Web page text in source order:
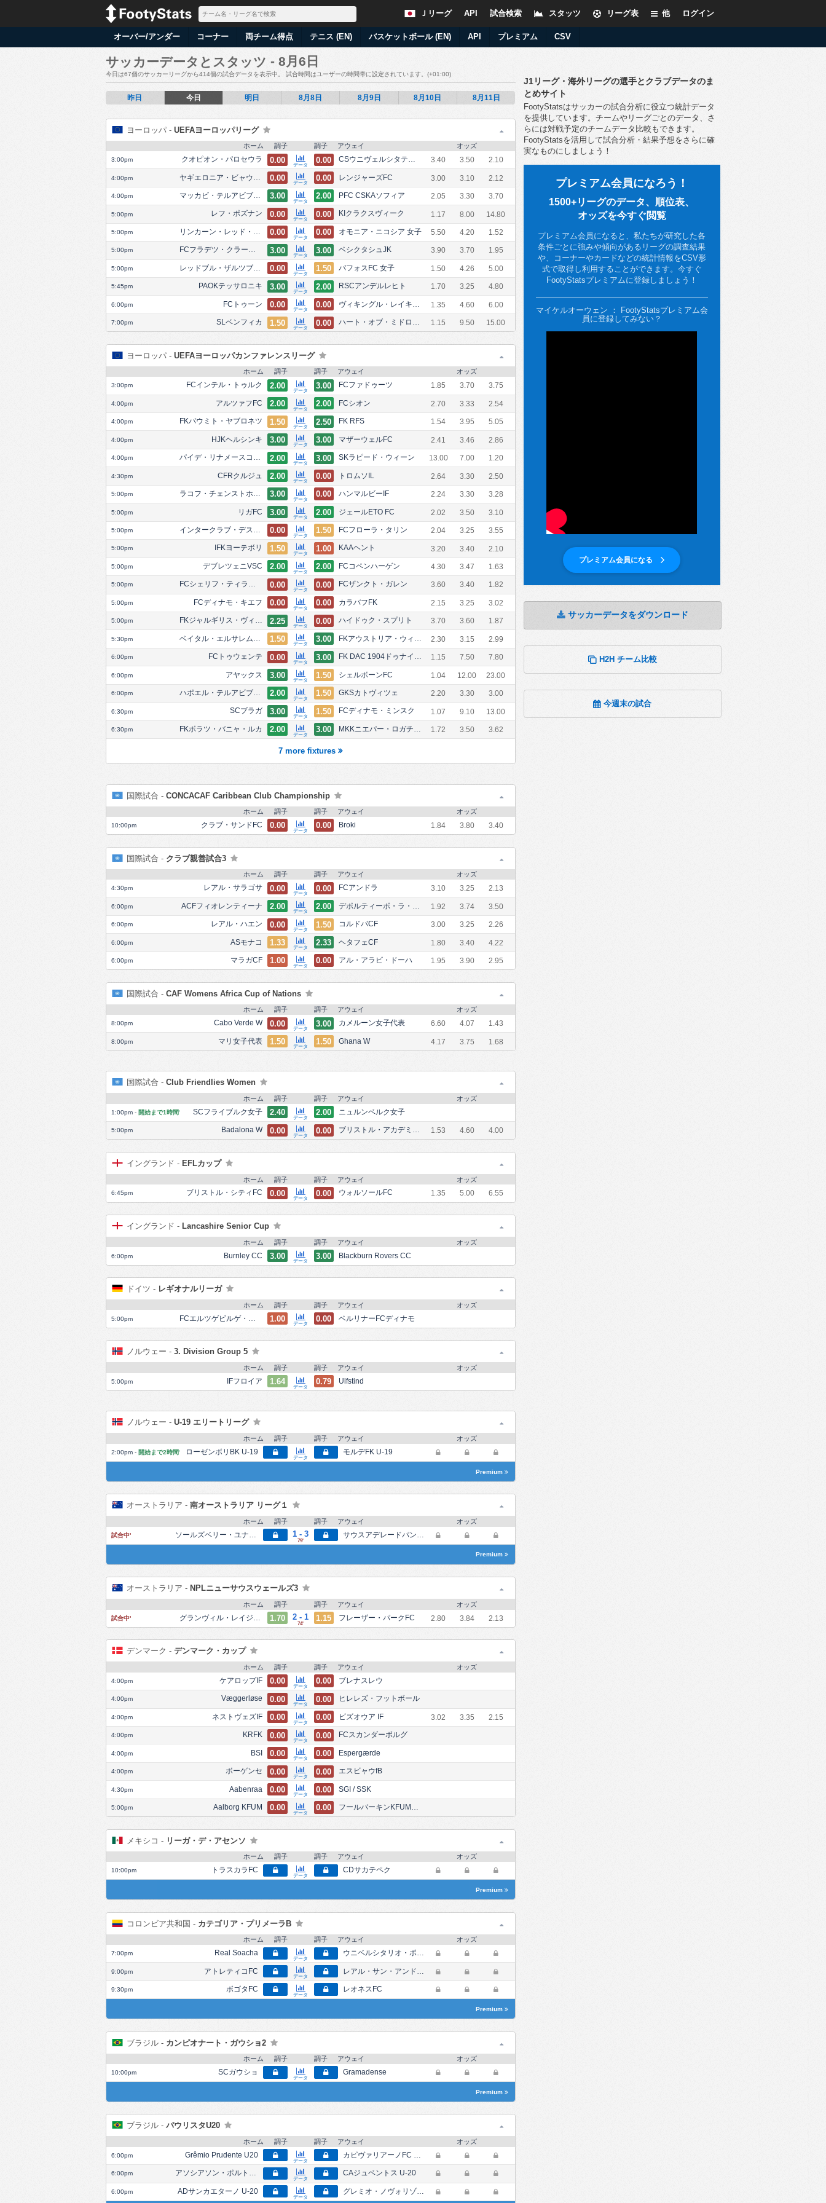
ログイン
他
リーグ表
スタッツ
試合検索
API
Ｊリーグ
オーバー/アンダー コーナー 両チーム得点 テニス (EN) バスケットボール (EN) API プレミアム CSV
サッカーデータとスタッツ - 8月6日
今日は67個のサッカーリーグから414個の試合データを表示中。 試合時間はユーザーの時間帯に設定されています。(+01:00)
昨日 今日 明日 8月8日 8月9日 8月10日 8月11日
ヨーロッパ - UEFAヨーロッパリーグ
調子
ホーム 調子 アウェイ オッズ
3:00pm クオピオン・パロセウラ 0.00
データ
0.00 CSウニヴェルシタテア・クライオヴァ 3.40 3.50 2.10
4:00pm 0.00
データ
0.00 レンジャーズFC 3.00 3.10 2.12
4:00pm マッカビ・テルアビブFC 3.00
データ
2.00 PFC CSKAソフィア 2.05 3.30 3.70
5:00pm レフ・ポズナン 0.00
データ
0.00 KÍクラクスヴィーク 1.17 8.00 14.80
5:00pm リンカーン・レッド・インプスFC 0.00
データ
0.00 オモニア・ニコシア 女子 5.50 4.20 1.52
5:00pm FCフラデツ・クラーロヴェー 3.00
データ
3.00 ベシクタシュJK 3.90 3.70 1.95
5:00pm レッドブル・ザルツブルク 0.00
データ
1.50 パフォスFC 女子 1.50 4.26 5.00
5:45pm PAOKテッサロニキ 3.00
データ
2.00 RSCアンデルレヒト 1.70 3.25 4.80
6:00pm FCトゥーン 0.00
データ
0.00 1.35 4.60 6.00
7:00pm SLベンフィカ 1.50
データ
0.00 ハート・オブ・ミドロシアンFC 1.15 9.50 15.00
ヨーロッパ - UEFAヨーロッパカンファレンスリーグ
調子
ホーム 調子 アウェイ オッズ
3:00pm FCインテル・トゥルク 2.00
データ
3.00 FCファドゥーツ 1.85 3.70 3.75
4:00pm アルツァフFC 2.00
データ
2.00 FCシオン 2.70 3.33 2.54
4:00pm FKバウミト・ヤブロネツ 1.50
データ
2.50 FK RFS 1.54 3.95 5.05
4:00pm HJKヘルシンキ 3.00
データ
3.00 マザーウェルFC 2.41 3.46 2.86
4:00pm パイデ・リナメースコンド 2.00
データ
3.00 SKラピード・ウィーン 13.00 7.00 1.20
4:30pm CFRクルジュ 2.00
データ
0.00 トロムソIL 2.64 3.30 2.50
5:00pm ラコフ・チェンストホヴァ 3.00
データ
0.00 ハンマルビーIF 2.24 3.30 3.28
5:00pm リガFC 3.00
データ
2.00 ジェールETO FC 2.02 3.50 3.10
5:00pm インタークラブ・デスカルデス 0.00
データ
1.50 FCフローラ・タリン 2.04 3.25 3.55
5:00pm IFKヨーテボリ 1.50
データ
1.00 KAAヘント 3.20 3.40 2.10
5:00pm デブレツェニVSC 2.00
データ
2.00 FCコペンハーゲン 4.30 3.47 1.63
5:00pm FCシェリフ・ティラスポリ 0.00
データ
0.00 FCザンクト・ガレン 3.60 3.40 1.82
5:00pm FCディナモ・キエフ 0.00
データ
0.00 カラバフFK 2.15 3.25 3.02
5:00pm FKジャルギリス・ヴィルニュス 2.25
データ
0.00 ハイドゥク・スプリト 3.70 3.60 1.87
5:30pm 1.50
データ
3.00 2.30 3.15 2.99
6:00pm FCトゥウェンテ 0.00
データ
3.00 FK DAC 1904ドゥナイスカー・ストレダ 1.15 7.50 7.80
6:00pm アヤックス 3.00
データ
1.50 シェルボーンFC 1.04 12.00 23.00
6:00pm ハポエル・テルアビブFC 2.00
データ
1.50 GKSカトヴィツェ 2.20 3.30 3.00
6:30pm SCブラガ 3.00
データ
1.50 FCディナモ・ミンスク 1.07 9.10 13.00
6:30pm FKボラツ・バニャ・ルカ 2.00
データ
3.00 MKKニエパー・ロガチョフ 1.72 3.50 3.62
7 more fixtures
国際試合 - CONCACAF Caribbean Club Championship
調子
ホーム 調子 アウェイ オッズ
10:00pm クラブ・サンドFC 0.00
データ
0.00 Broki 1.84 3.80 3.40
国際試合 - クラブ親善試合3
調子
ホーム 調子 アウェイ オッズ
4:30pm レアル・サラゴサ 0.00
データ
0.00 FCアンドラ 3.10 3.25 2.13
6:00pm ACFフィオレンティーナ 2.00
データ
2.00 1.92 3.74 3.50
6:00pm レアル・ハエン 0.00
データ
1.50 コルドバCF 3.00 3.25 2.26
6:00pm ASモナコ 1.33
データ
2.33 ヘタフェCF 1.80 3.40 4.22
6:00pm マラガCF 1.00
データ
0.00 アル・アラビ・ドーハ 1.95 3.90 2.95
国際試合 - CAF Womens Africa Cup of Nations
調子
ホーム 調子 アウェイ オッズ
8:00pm Cabo Verde W 0.00
データ
3.00 カメルーン女子代表 6.60 4.07 1.43
8:00pm マリ女子代表 1.50
データ
1.50 Ghana W 4.17 3.75 1.68
国際試合 - Club Friendlies Women
調子
ホーム 調子 アウェイ オッズ
1:00pm- 開始まで1時間' SCフライブルク女子 2.40
データ
2.00 ニュルンベルク女子
5:00pm Badalona W 0.00
データ
0.00 ブリストル・アカデミーWFC 1.53 4.60 4.00
イングランド - EFLカップ
調子
ホーム 調子 アウェイ オッズ
6:45pm ブリストル・シティFC 0.00
データ
0.00 ウォルソールFC 1.35 5.00 6.55
イングランド - Lancashire Senior Cup
調子
ホーム 調子 アウェイ オッズ
6:00pm Burnley CC 3.00
データ
3.00 Blackburn Rovers CC
ドイツ - レギオナルリーガ
調子
ホーム 調子 アウェイ オッズ
5:00pm 1.00
データ
0.00 ベルリナーFCディナモ
ノルウェー - 3. Division Group 5
調子
ホーム 調子 アウェイ オッズ
5:00pm IFフロイア 1.64
データ
0.79 Ulfstind
ノルウェー - U-19 エリートリーグ
調子
ホーム 調子 アウェイ オッズ
2:00pm- 開始まで2時間' ローゼンボリBK U-19
データ
モルデFK U-19
Premium
オーストラリア - 南オーストラリア リーグ１
調子
ホーム 調子 アウェイ オッズ
試合中' ソールズベリー・ユナイテッドFC 1 - 3
79'
サウスアデレードパンサーズFC
Premium
オーストラリア - NPLニューサウスウェールズ3
調子
ホーム 調子 アウェイ オッズ
試合中' 1.70 2 - 1
74'
1.15 フレーザー・パークFC 2.80 3.84 2.13
デンマーク - デンマーク・カップ
調子
ホーム 調子 アウェイ オッズ
4:00pm ケアロップIF 0.00
データ
0.00 ブレナスレウ
4:00pm Væggerløse 0.00
データ
0.00 ヒレレズ・フットボール
4:00pm ネストヴェズIF 0.00
データ
0.00 ビズオウア IF 3.02 3.35 2.15
4:00pm KRFK 0.00
データ
0.00 FCスカンダーボルグ
4:00pm BSI 0.00
データ
0.00 Espergærde
4:00pm ボーゲンセ 0.00
データ
0.00 エスビャウfB
4:30pm Aabenraa 0.00
データ
0.00 SGI / SSK
5:00pm Aalborg KFUM 0.00
データ
0.00 フールバーキンKFUMオーフス
メキシコ - リーガ・デ・アセンソ
調子
ホーム 調子 アウェイ オッズ
10:00pm トラスカラFC
データ
CDサカテペク
Premium
コロンビア共和国 - カテゴリア・プリメーラB
調子
ホーム 調子 アウェイ オッズ
7:00pm Real Soacha
データ
ウニベルシタリオ・ポパジャン
9:00pm アトレティコFC
データ
9:30pm ボゴタFC
データ
レオネスFC
Premium
ブラジル - カンピオナート・ガウショ2
調子
ホーム 調子 アウェイ オッズ
10:00pm SCガウショ
データ
Gramadense
Premium
ブラジル - パウリスタU20
調子
ホーム 調子 アウェイ オッズ
6:00pm Grêmio Prudente U20
データ
カピヴァリアーノFC U-20
6:00pm アソシアソン・ポルトゥゲーザ・ジ・デスポルトス U-20
データ
CAジュベントス U-20
6:00pm ADサンカエターノ U-20
データ
J1リーグ・海外リーグの選手とクラブデータのま
とめサイト
FootyStatsはサッカーの試合分析に役立つ統計データ
を提供しています。チームやリーグごとのデータ、さ
らには対戦予定のチームデータ比較もできます。
FootyStatsを活用して試合分析・結果予想をさらに確
実なものにしましょう！
プレミアム会員になろう！
1500+リーグのデータ、順位表、
オッズを今すぐ閲覧
プレミアム会員になると、私たちが研究した各
条件ごとに強みや傾向があるリーグの調査結果
や、コーナーやカードなどの統計情報をCSV形
式で取得し利用することができます。今すぐ
FootyStatsプレミアムに登録しましょう！
プレミアム会員になる
マイケルオーウェン ： FootyStatsプレミアム会
員に登録してみない？
サッカーデータをダウンロード
H2H チーム比較
今週末の試合